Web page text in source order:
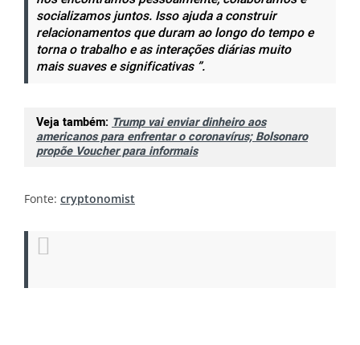
socializamos juntos. Isso ajuda a construir
relacionamentos que duram ao longo do tempo e
torna o trabalho e as interações diárias muito
mais suaves e significativas ”.
Veja também: Trump vai enviar dinheiro aos
americanos para enfrentar o coronavírus; Bolsonaro
propõe Voucher para informais
Fonte: cryptonomist